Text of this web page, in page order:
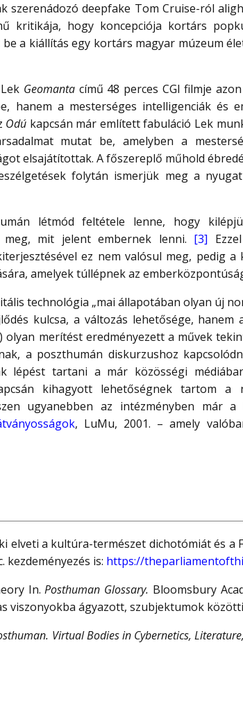
szerenádozó deepfake Tom Cruise-ról
kritikája, hogy koncepciója kortárs
a kiállítás egy kortárs magyar múzeum
Geomantacímű 48 perces CGI filmje
hanem a mesterséges intelligenciák és
Odú kapcsán már említett fabuláció Lek
mutat be, amelyben a
elsajátítottak. A főszereplő műhold
folytán ismerjük meg a
létmód feltétele lenne, hogy
mit jelent embernek lenni. [3]
ez nem valósul meg, pedig a
amelyek túllépnek az
technológia „mai állapotában olyan új
kulcsa, a változás lehetősége, hanem
olyan merítést eredményezett a művek
a poszthumán diskurzushoz
lépést tartani a már közösségi
kihagyott lehetőségnek tartom a
ugyanebben az intézményben már
, LuMu, 2001. – amely
elveti a kultúra-természet dichotómiát és a
kezdeményezés is: https://
In.Posthuman Glossary. Bloomsbury
viszonyokba ágyazott, szubjektumok
Virtual Bodies in Cybernetics,